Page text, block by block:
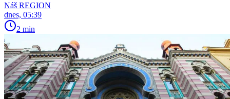
Náš REGION
dnes, 05:39
2 min